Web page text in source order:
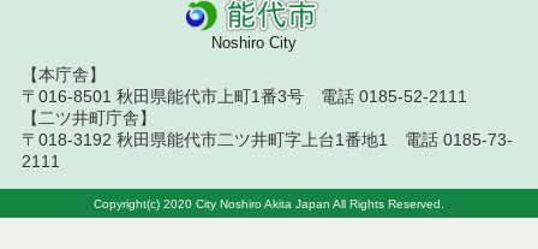
令和５年７月分
令和５年６月分
令和５年５月分
Noshiro City
【本庁舎】
〒016-8501 秋田県能代市上町1番3号 電話 0185-52-2111
【二ツ井町庁舎】
〒018-3192 秋田県能代市二ツ井町字上台1番地1 電話 0185-73-
2111
Copyright(c) 2020 City Noshiro Akita Japan All Rights Reserved.